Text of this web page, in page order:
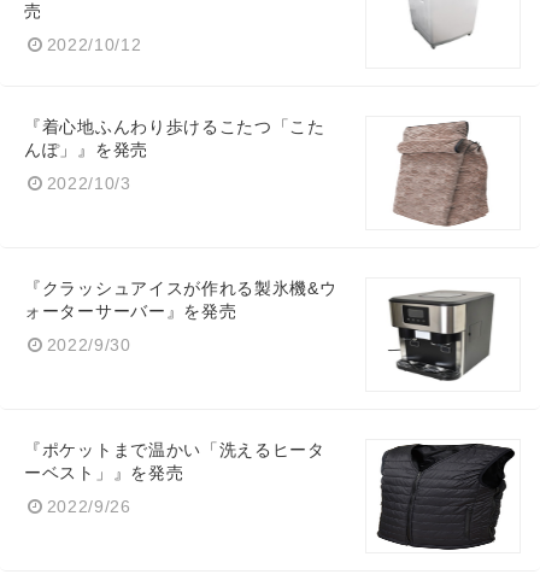
売
2022/10/12
『着心地ふんわり歩けるこたつ「こた
んぽ」』を発売
2022/10/3
『クラッシュアイスが作れる製氷機&ウ
ォーターサーバー』を発売
2022/9/30
『ポケットまで温かい「洗えるヒータ
ーベスト」』を発売
2022/9/26